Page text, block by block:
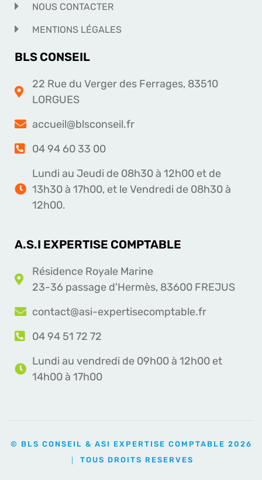
NOUS CONTACTER
MENTIONS LÉGALES
BLS CONSEIL
22 Rue du Verger des Ferrages, 83510
LORGUES
accueil@blsconseil.fr
04 94 60 33 00
Lundi au Jeudi de 08h30 à 12h00 et de
13h30 à 17h00, et le Vendredi de 08h30 à
12h00.
A.S.I EXPERTISE COMPTABLE
Résidence Royale Marine
23-36 passage d'Hermès, 83600 FREJUS
contact@asi-expertisecomptable.fr
04 94 51 72 72
Lundi au vendredi de 09h00 à 12h00 et
14h00 à 17h00
© BLS CONSEIL & ASI EXPERTISE COMPTABLE 2026
｜ TOUS DROITS RESERVES